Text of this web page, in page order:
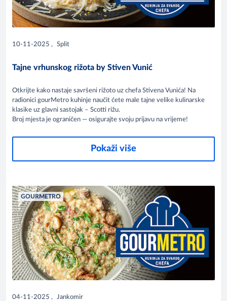
10-11-2025 , Split
Tajne vrhunskog rižota by Stiven Vunić
Otkrijte kako nastaje savršeni rižoto uz chefa Stivena Vunića! Na
radionici gourMetro kuhinje naučit ćete male tajne velike kulinarske
klasike uz glavni sastojak – Scotti rižu.
Broj mjesta je ograničen — osigurajte svoju prijavu na vrijeme!
Pokaži više
GOURMETRO
04-11-2025 , Jankomir